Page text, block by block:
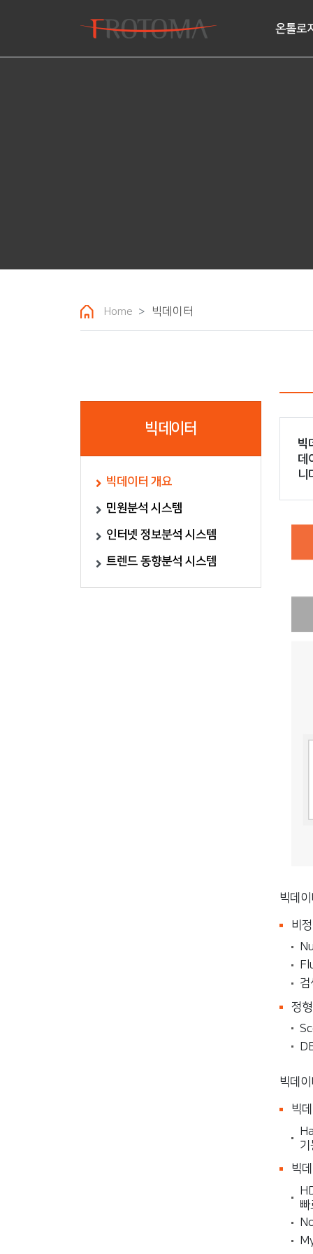
온톨로
Home 빅데이터
빅데이터
빅데이터 개요
민원분석 시스템
인터넷 정보분석 시스템
트렌드 동향분석 시스템
빅
데
니
빅데
비
정
빅데
빅
기
빅
빠